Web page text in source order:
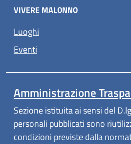
VIVERE MALONNO
Luoghi
Eventi
Amministrazione
Sezione istituita ai sensi del
personali pubblicati sono
condizioni previste dalla